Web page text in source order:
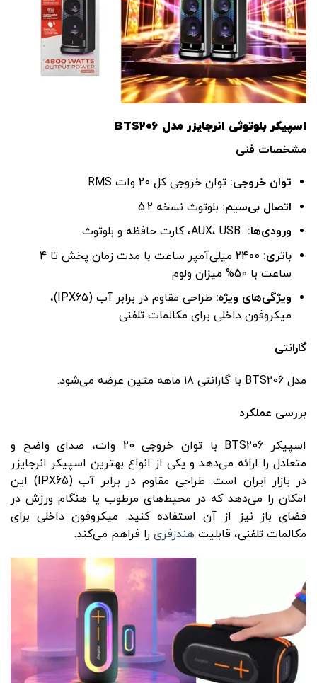
اسپیکر بلوتوثی انرجایزر مدل BTS206
مشخصات فنی
توان خروجی: توان خروجی کل 20 وات RMS
اتصال بی‌سیم: بلوتوث نسخه 5.2
ورودی‌ها:
باتری:
2400 میلی‌آمپر ساعت با مدت زمان پخش تا 4
ساعت با 50% میزان ولوم
ویژگی‌های ویژه:
طراحی مقاوم در برابر آب (IPX65)،
میکروفون داخلی برای مکالمات تلفنی
گارانتی
مدل BTS206 با گارانتی 18 ماهه متین عرضه می‌شود.
بررسی عملکرد
اسپیکر BTS206 با توان خروجی 20 وات، صدای واضح و
متعادل را ارائه می‌دهد و یکی از انواع بهترین اسپیکر انرجایزر
در بازار ایران است. طراحی مقاوم در برابر آب (IPX65) این
امکان را می‌دهد که در محیط‌های مرطوب یا هنگام ورزش در
فضای باز نیز از آن استفاده کنید. میکروفون داخلی برای
مکالمات تلفنی، قابلیت هندزفری را فراهم می‌کند.